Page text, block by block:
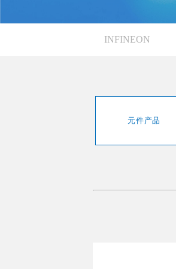
INFINEON
元件产品